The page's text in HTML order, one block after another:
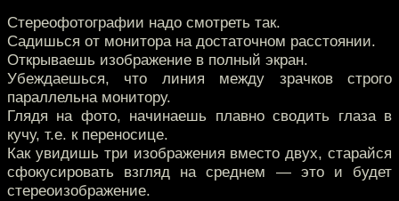
Стереофотографии надо смотреть так.
Садишься от монитора на достаточном расстоянии.
Открываешь изображение в полный экран.
Убеждаешься, что линия между зрачков строго
параллельна монитору.
Глядя на фото, начинаешь плавно сводить глаза в
кучу, т.е. к переносице.
Как увидишь три изображения вместо двух, старайся
сфокусировать взгляд на среднем — это и будет
стереоизображение.